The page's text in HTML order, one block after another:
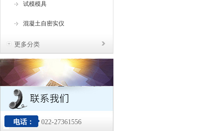
试模模具
混凝土自密实仪
更多分类
电话： 022-27361556